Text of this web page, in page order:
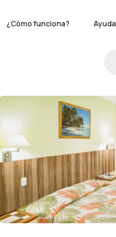
¿Cómo funciona? Ayuda